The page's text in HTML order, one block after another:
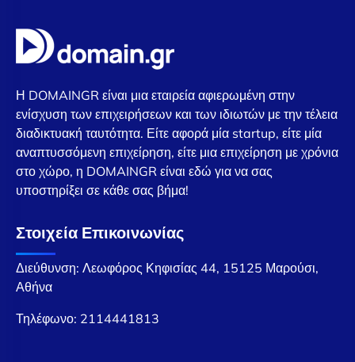
Η DOMAINGR είναι μια εταιρεία αφιερωμένη στην
ενίσχυση των επιχειρήσεων και των ιδιωτών με την τέλεια
διαδικτυακή ταυτότητα. Είτε αφορά μία startup, είτε μία
αναπτυσσόμενη επιχείρηση, είτε μια επιχείρηση με χρόνια
στο χώρο, η DOMAINGR είναι εδώ για να σας
υποστηρίξει σε κάθε σας βήμα!
Στοιχεία Επικοινωνίας
Διεύθυνση: Λεωφόρος Κηφισίας 44, 15125 Μαρούσι,
Αθήνα
Τηλέφωνο: 2114441813